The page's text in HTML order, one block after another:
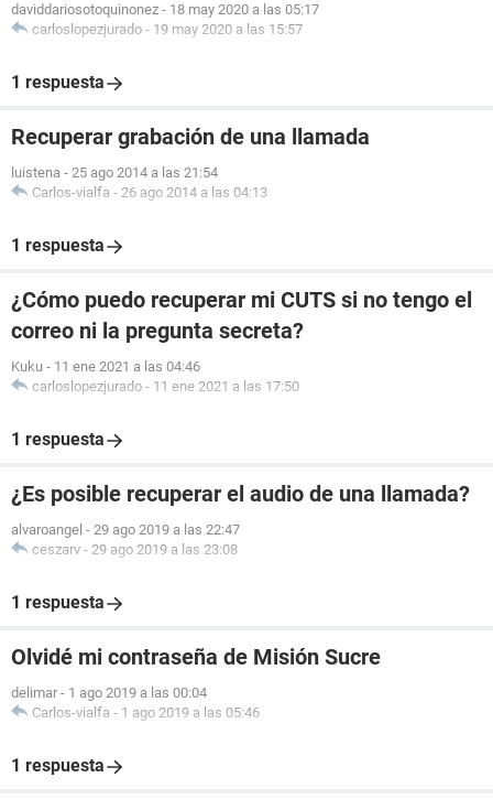
daviddariosotoquinonez - 18 may 2020 a las 05:17
carloslopezjurado - 19 may 2020 a las 15:57
1 respuesta
Recuperar grabación de una llamada
luistena - 25 ago 2014 a las 21:54
Carlos-vialfa - 26 ago 2014 a las 04:13
1 respuesta
¿Cómo puedo recuperar mi CUTS si no tengo el
correo ni la pregunta secreta?
Kuku - 11 ene 2021 a las 04:46
carloslopezjurado - 11 ene 2021 a las 17:50
1 respuesta
¿Es posible recuperar el audio de una llamada?
alvaroangel - 29 ago 2019 a las 22:47
ceszarv - 29 ago 2019 a las 23:08
1 respuesta
Olvidé mi contraseña de Misión Sucre
delimar - 1 ago 2019 a las 00:04
Carlos-vialfa - 1 ago 2019 a las 05:46
1 respuesta